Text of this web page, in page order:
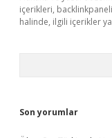
içerikleri,
halinde, ilgili içerikler
Son yorumlar